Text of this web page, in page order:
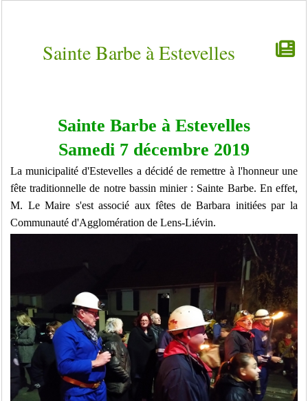
Sainte Barbe à Estevelles
Sainte Barbe à Estevelles
Samedi 7 décembre 2019
La municipalité d'Estevelles a décidé de remettre à l'honneur une
fête traditionnelle de notre bassin minier : Sainte Barbe. En effet,
M. Le Maire s'est associé aux fêtes de Barbara initiées par la
Communauté d'Agglomération de Lens-Liévin.